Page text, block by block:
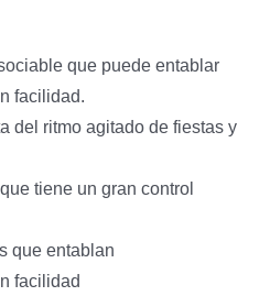
que puede entablar
facilidad.
del ritmo agitado de fiestas y
tiene un gran control
que entablan
facilidad